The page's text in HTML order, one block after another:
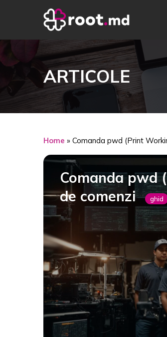
ARTICOLE
Home » Comanda pwd (Print
Comanda pwd
de comenzi
ghid